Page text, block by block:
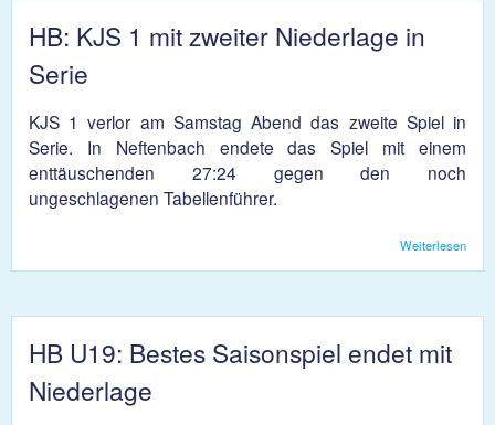
HB: KJS 1 mit zweiter Niederlage in
Serie
KJS 1 verlor am Samstag Abend das zweite Spiel in
Serie. In Neftenbach endete das Spiel mit einem
enttäuschenden 27:24 gegen den noch
ungeschlagenen Tabellenführer.
Weiterlesen
in
HB U19: Bestes Saisonspiel endet mit
Niederlage